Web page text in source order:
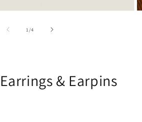
1/of
4
& Earpins